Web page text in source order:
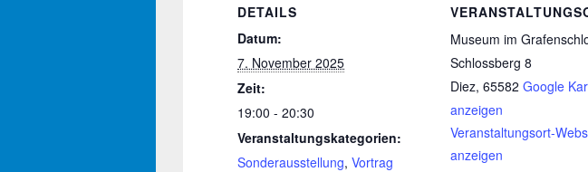
DETAILS
Datum:
7. November 2025
Zeit:
19:00 - 20:30
Veranstaltungskategorien:
Sonderausstellung, Vortrag
Museum im
Schlossberg 8
Diez, 65582 Google
anzeigen
Veranstaltungsort-
anzeigen